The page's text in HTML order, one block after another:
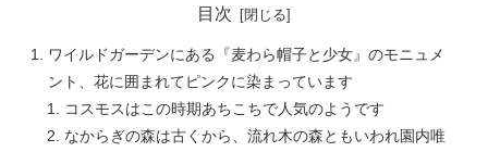
目次
ワイルドガーデンにある『麦わら帽子と少女』のモニュメ
ント、花に囲まれてピンクに染まっています
コスモスはこの時期あちこちで人気のようです
なからぎの森は古くから、流れ木の森ともいわれ園内唯